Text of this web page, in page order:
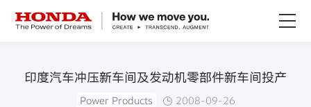
印度汽车冲压新车间及发动机零部件新车间投产
Power Products 2008-09-26